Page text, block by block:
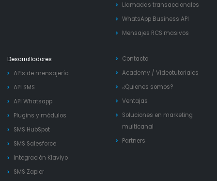
Llamadas transaccionales
WhatsApp Business API
Mensajes RCS masivos
Desarrolladores
APIs de mensajería
API SMS
API Whatsapp
Plugins y módulos
SMS HubSpot
SMS Salesforce
Integración Klaviyo
SMS Zapier
Contacto
Academy / Videotutoriales
¿Quienes somos?
Ventajas
Soluciones en marketing
multicanal
Partners